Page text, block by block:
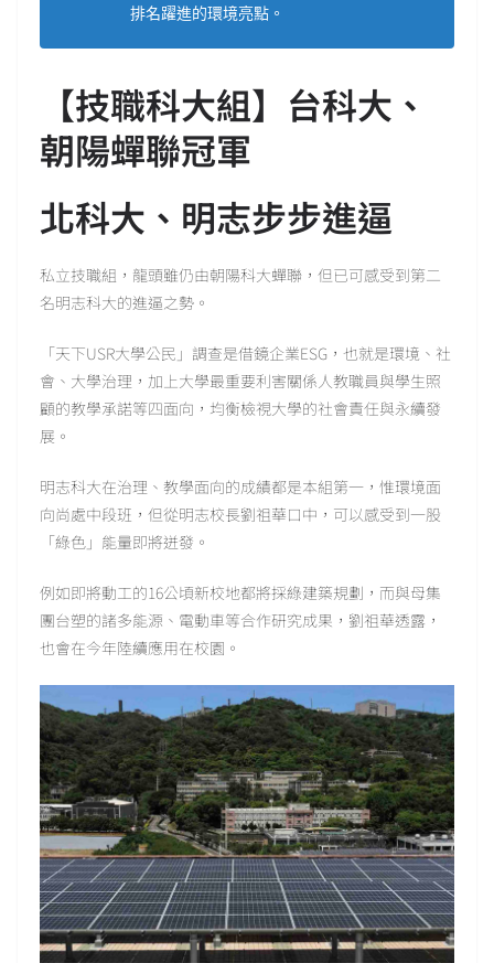
排名躍進的環境亮點。
【技職科大組】台科大、
朝陽蟬聯冠軍
北科大、明志步步進逼
私立技職組，龍頭雖仍由朝陽科大蟬聯，但已可感受到第二
名明志科大的進逼之勢。
「天下USR大學公民」調查是借鏡企業ESG，也就是環境、社
會、大學治理，加上大學最重要利害關係人教職員與學生照
顧的教學承諾等四面向，均衡檢視大學的社會責任與永續發
展。
明志科大在治理、教學面向的成績都是本組第一，惟環境面
向尚處中段班，但從明志校長劉祖華口中，可以感受到一股
「綠色」能量即將迸發。
例如即將動工的16公頃新校地都將採綠建築規劃，而與母集
團台塑的諸多能源、電動車等合作研究成果，劉祖華透露，
也會在今年陸續應用在校園。